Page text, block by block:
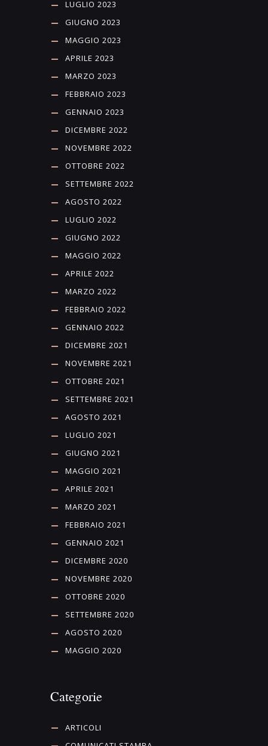
LUGLIO 2023
GIUGNO 2023
MAGGIO 2023
APRILE 2023
MARZO 2023
FEBBRAIO 2023
GENNAIO 2023
DICEMBRE 2022
NOVEMBRE 2022
OTTOBRE 2022
SETTEMBRE 2022
AGOSTO 2022
LUGLIO 2022
GIUGNO 2022
MAGGIO 2022
APRILE 2022
MARZO 2022
FEBBRAIO 2022
GENNAIO 2022
DICEMBRE 2021
NOVEMBRE 2021
OTTOBRE 2021
SETTEMBRE 2021
AGOSTO 2021
LUGLIO 2021
GIUGNO 2021
MAGGIO 2021
APRILE 2021
MARZO 2021
FEBBRAIO 2021
GENNAIO 2021
DICEMBRE 2020
NOVEMBRE 2020
OTTOBRE 2020
SETTEMBRE 2020
AGOSTO 2020
MAGGIO 2020
Categorie
ARTICOLI